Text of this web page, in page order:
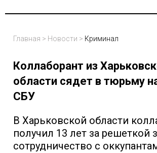
Главная > Новости > Криминал
Коллаборант из
области сядет в тюрьму
СБУ
В Харьковской области
получил 13 лет за решеткой
сотрудничество с